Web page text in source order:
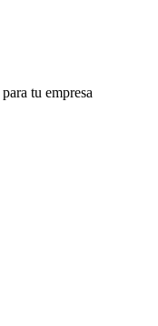
tu empresa